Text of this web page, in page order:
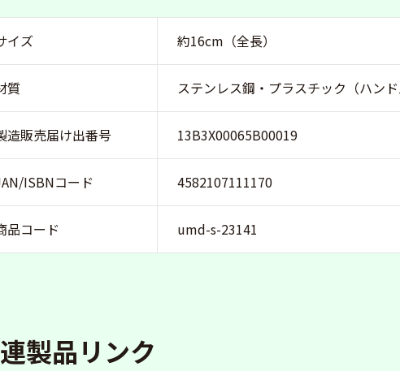
イズ 約16cm（全長）
質 ステンレス鋼・プラスチック（ハン
造販売届け出番号 13B3X00065B00019
ISBNコード 4582107111170
品コード umd-s-23141
製品リンク